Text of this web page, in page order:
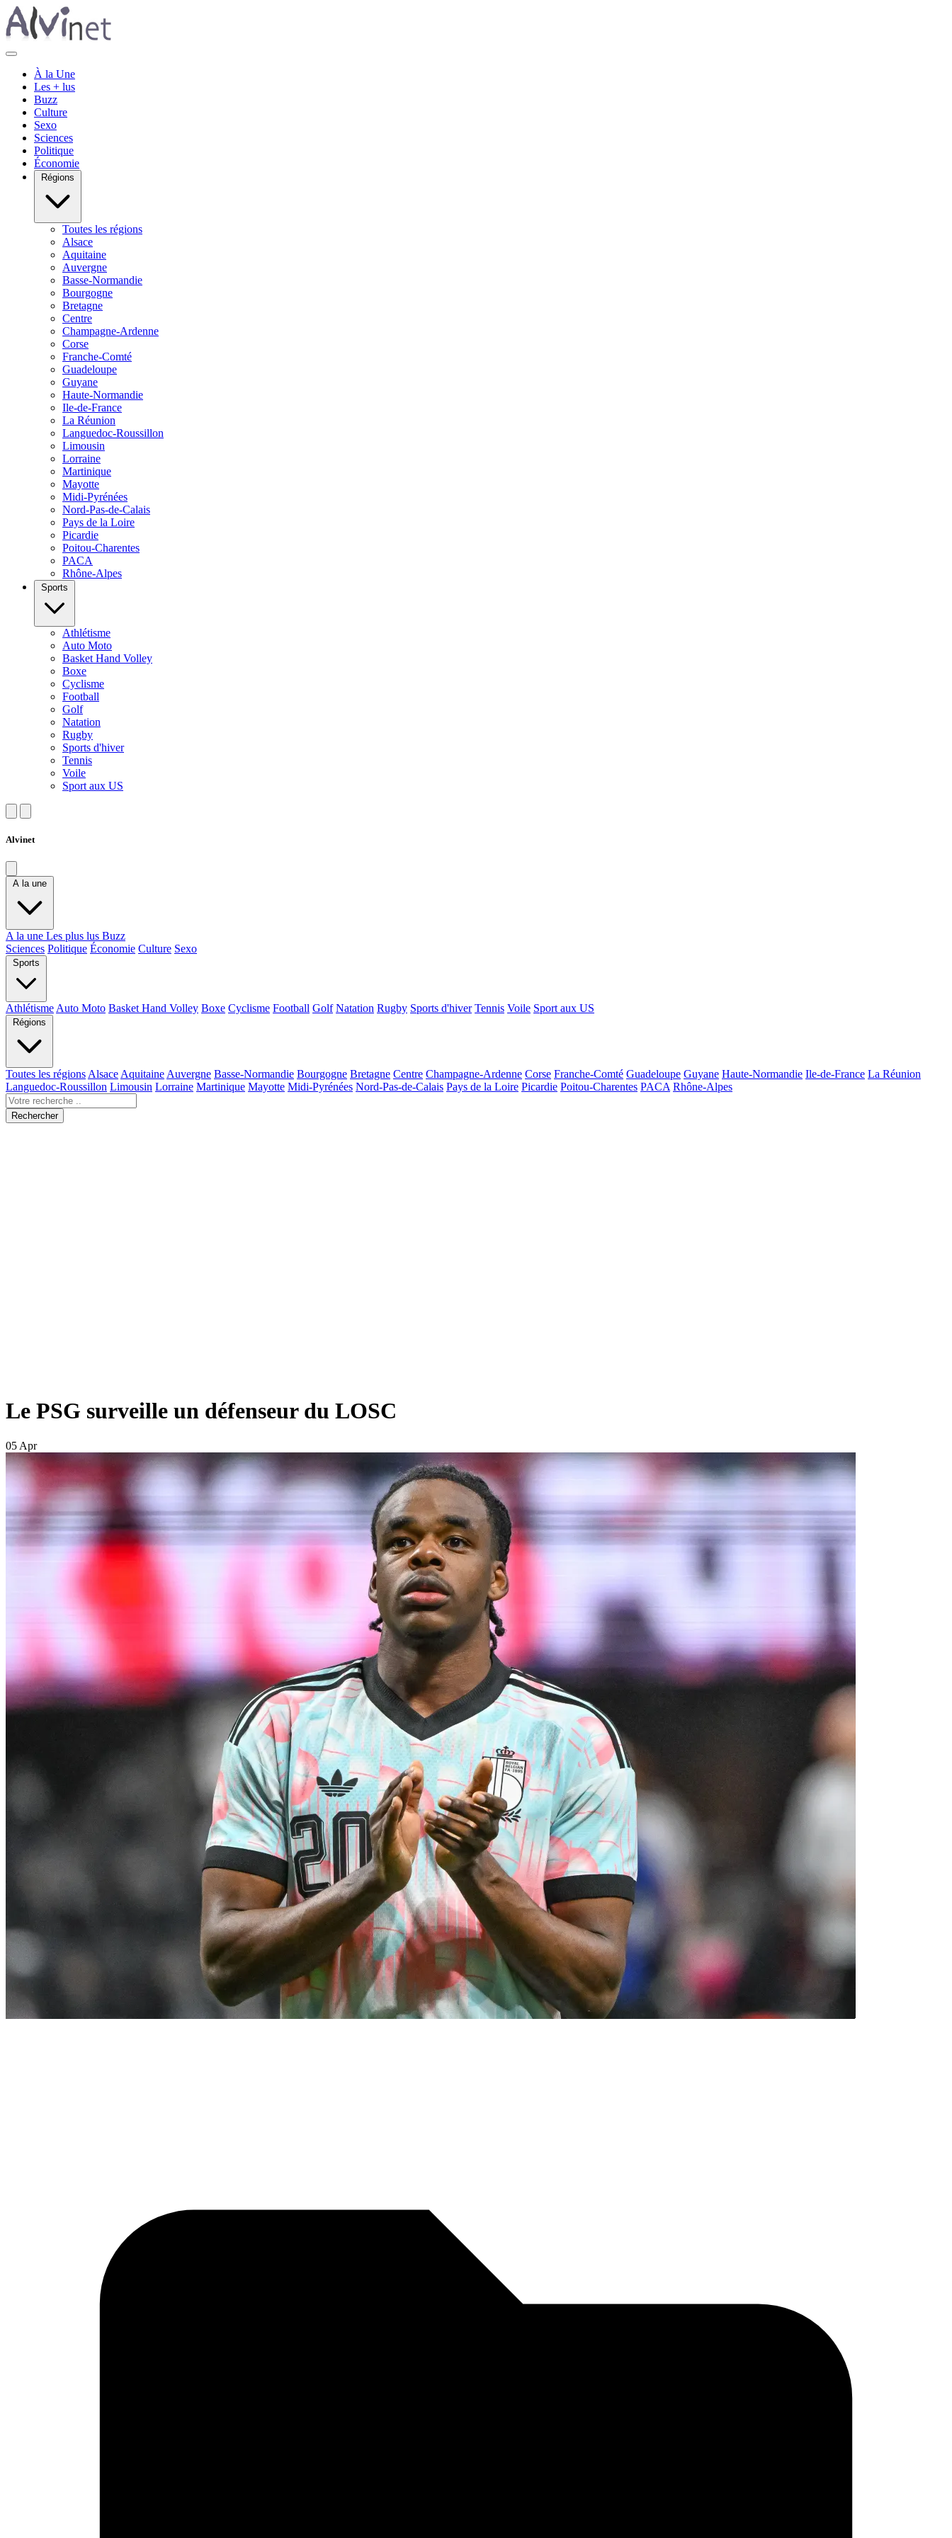
À la Une
Les + lus
Buzz
Culture
Sexo
Sciences
Politique
Économie
Régions
Toutes les régions
Alsace
Aquitaine
Auvergne
Basse-Normandie
Bourgogne
Bretagne
Centre
Champagne-Ardenne
Corse
Franche-Comté
Guadeloupe
Guyane
Haute-Normandie
Ile-de-France
La Réunion
Languedoc-Roussillon
Limousin
Lorraine
Martinique
Mayotte
Midi-Pyrénées
Nord-Pas-de-Calais
Pays de la Loire
Picardie
Poitou-Charentes
PACA
Rhône-Alpes
Sports
Athlétisme
Auto Moto
Basket Hand Volley
Boxe
Cyclisme
Football
Golf
Natation
Rugby
Sports d'hiver
Tennis
Voile
Sport aux US
Alvinet
A la une
A la une Les plus lus Buzz
Sciences Politique Économie Culture Sexo
Sports
Athlétisme Auto Moto Basket Hand Volley Boxe Cyclisme Football Golf Natation Rugby Sports d'hiver Tennis Voile Sport aux US
Régions
Toutes les régions Alsace Aquitaine Auvergne Basse-Normandie Bourgogne Bretagne Centre Champagne-Ardenne Corse Franche-Comté Guadeloupe Guyane Haute-Normandie Ile-de-France La Réunion
Languedoc-Roussillon Limousin Lorraine Martinique Mayotte Midi-Pyrénées Nord-Pas-de-Calais Pays de la Loire Picardie Poitou-Charentes PACA Rhône-Alpes
Rechercher
Le PSG surveille un défenseur du LOSC
05 Apr